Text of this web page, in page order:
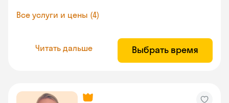
Все услуги и цены (4)
Читать дальше Выбрать время